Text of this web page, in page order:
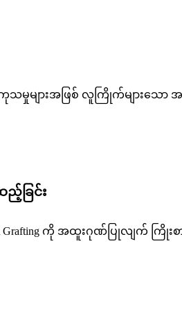
များအဖြစ် လူကြိုက်များသော
ခြင်း
Fat Grafting ကို အထူးဂုဏ်ပြုလျက်